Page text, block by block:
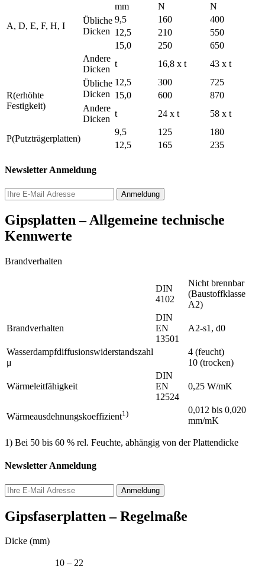
mm
N
N
A, D, E, F, H, I
Übliche
Dicken
9,5 160
400
12,5
210
550
15,0
250
650
Andere
Dicken
t 16,8 x t 43 x t
R(erhöhte
Festigkeit)
Übliche
Dicken
12,5 300
725
15,0
600
870
Andere
Dicken
t 24 x t 58 x t
P(Putzträgerplatten)
9,5 125
180
12,5
165 235
Newsletter Anmeldung
Gipsplatten – Allgemeine technische
Kennwerte
Brandverhalten
DIN
4102
Nicht brennbar
(Baustoffklasse
A2)
Brandverhalten
DIN
EN
13501
A2-s1, d0
Wasserdampfdiffusionswiderstandszahl
μ
4 (feucht)
10 (trocken)
Wärmeleitfähigkeit
DIN
EN
12524
0,25 W/mK
Wärmeausdehnungskoeffizient1)
0,012 bis 0,020
mm/mK
1) Bei 50 bis 60 % rel. Feuchte, abhängig von der Plattendicke
Newsletter Anmeldung
Gipsfaserplatten – Regelmaße
Dicke (mm)
10 – 22